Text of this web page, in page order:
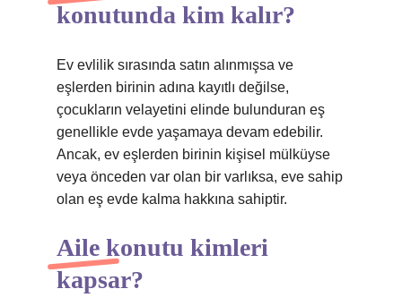
konutunda kim kalır?
Ev evlilik sırasında satın alınmışsa ve
eşlerden birinin adına kayıtlı değilse,
çocukların velayetini elinde bulunduran eş
genellikle evde yaşamaya devam edebilir.
Ancak, ev eşlerden birinin kişisel mülküyse
veya önceden var olan bir varlıksa, eve sahip
olan eş evde kalma hakkına sahiptir.
Aile konutu kimleri
kapsar?